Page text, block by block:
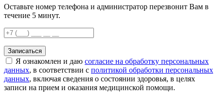
Оставьте номер телефона и администратор перезвонит Вам в
течение 5 минут.
Записаться
Я ознакомлен и даю согласие на обработку персональных
данных, в соответствии с политикой обработки персональных
данных, включая сведения о состоянии здоровья, в целях
записи на прием и оказания медицинской помощи.